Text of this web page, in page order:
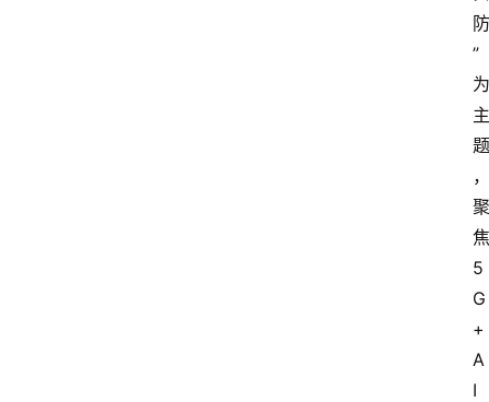
防
”
为
主
题
，
聚
焦
5
G
+
A
I